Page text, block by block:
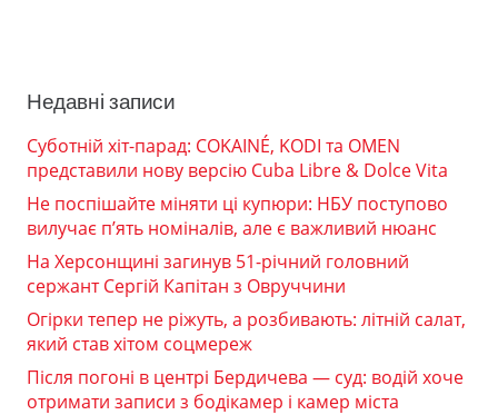
Недавні записи
Суботній хіт-парад: COKAINÉ, KODI та OMEN
представили нову версію Cuba Libre & Dolce Vita
Не поспішайте міняти ці купюри: НБУ поступово
вилучає п’ять номіналів, але є важливий нюанс
На Херсонщині загинув 51-річний головний
сержант Сергій Капітан з Овруччини
Огірки тепер не ріжуть, а розбивають: літній салат,
який став хітом соцмереж
Після погоні в центрі Бердичева — суд: водій хоче
отримати записи з бодікамер і камер міста